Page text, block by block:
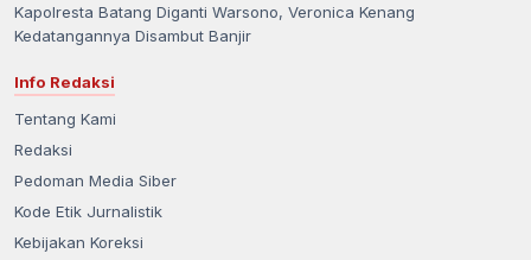
Kapolresta Batang Diganti Warsono, Veronica Kenang
Kedatangannya Disambut Banjir
Info Redaksi
Tentang Kami
Redaksi
Pedoman Media Siber
Kode Etik Jurnalistik
Kebijakan Koreksi